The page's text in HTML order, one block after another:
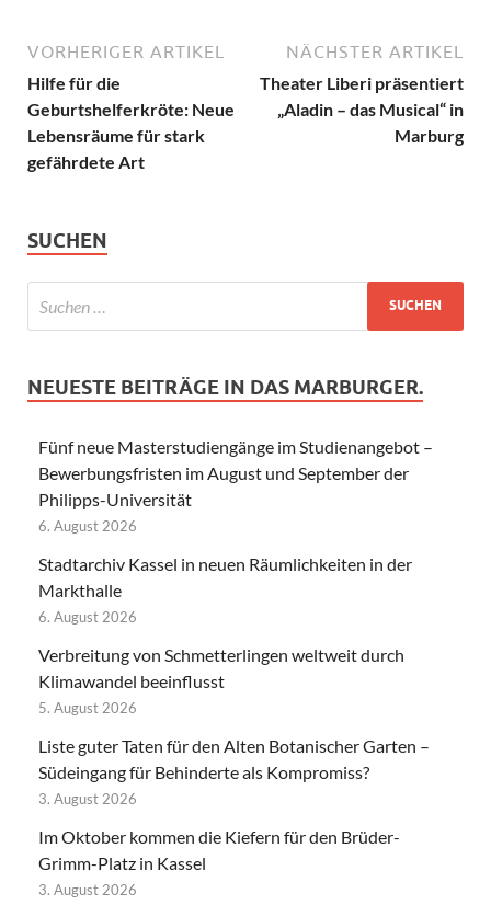
VORHERIGER ARTIKEL
Hilfe für die
Geburtshelferkröte: Neue
Lebensräume für stark
gefährdete Art
NÄCHSTER ARTIKEL
Theater Liberi präsentiert
„Aladin – das Musical“ in
Marburg
SUCHEN
NEUESTE BEITRÄGE IN DAS MARBURGER.
Fünf neue Masterstudiengänge im Studienangebot –
Bewerbungsfristen im August und September der
Philipps-Universität
6. August 2026
Stadtarchiv Kassel in neuen Räumlichkeiten in der
Markthalle
6. August 2026
Verbreitung von Schmetterlingen weltweit durch
Klimawandel beeinflusst
5. August 2026
Liste guter Taten für den Alten Botanischer Garten –
Südeingang für Behinderte als Kompromiss?
3. August 2026
Im Oktober kommen die Kiefern für den Brüder-
Grimm-Platz in Kassel
3. August 2026